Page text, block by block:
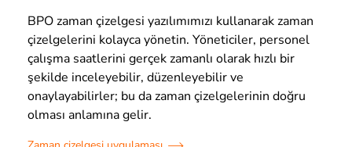
BPO zaman çizelgesi yazılımımızı kullanarak zaman
çizelgelerini kolayca yönetin. Yöneticiler, personel
çalışma saatlerini gerçek zamanlı olarak hızlı bir
şekilde inceleyebilir, düzenleyebilir ve
onaylayabilirler; bu da zaman çizelgelerinin doğru
olması anlamına gelir.